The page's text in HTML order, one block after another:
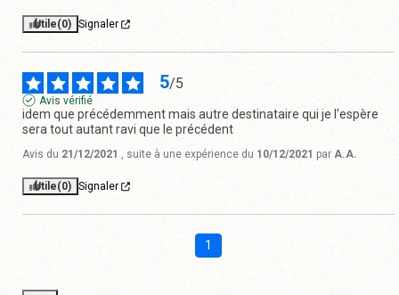
Utile(0) Signaler
5/5
Avis vérifié
idem que précédemment mais autre destinataire qui je l'espère
sera tout autant ravi que le précédent
Avis du 21/12/2021 , suite à une expérience du 10/12/2021 par A.A.
Utile(0) Signaler
1